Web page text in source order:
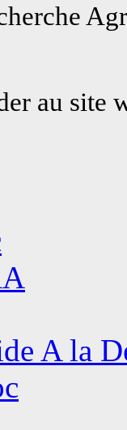
au site
A la